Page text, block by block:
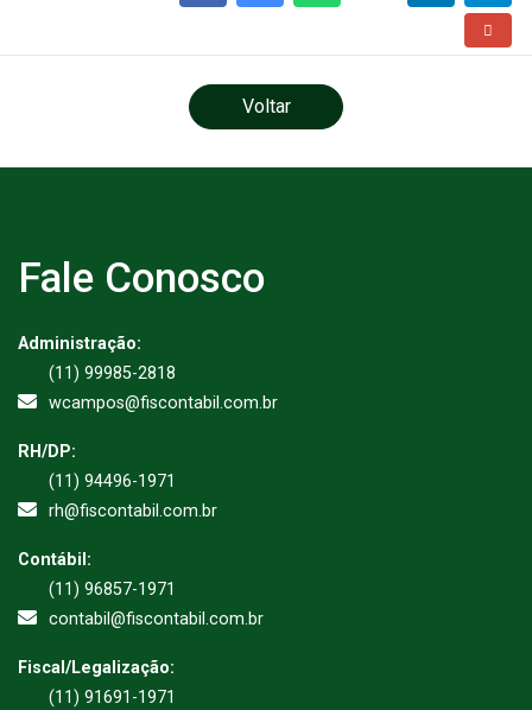
Voltar
Fale Conosco
Administração:
(11) 99985-2818
wcampos@fiscontabil.com.br
RH/DP:
(11) 94496-1971
rh@fiscontabil.com.br
Contábil:
(11) 96857-1971
contabil@fiscontabil.com.br
Fiscal/Legalização:
(11) 91691-1971